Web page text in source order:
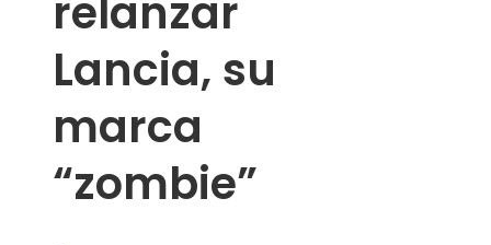
relanzar
Lancia, su
marca
“zombie”